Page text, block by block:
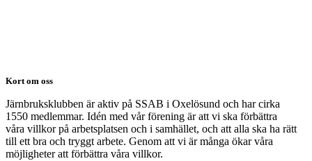
Kort om oss
Järnbruksklubben är aktiv på SSAB i Oxelösund och har cirka
1550 medlemmar. Idén med vår förening är att vi ska förbättra
våra villkor på arbetsplatsen och i samhället, och att alla ska ha rätt
till ett bra och tryggt arbete. Genom att vi är många ökar våra
möjligheter att förbättra våra villkor.